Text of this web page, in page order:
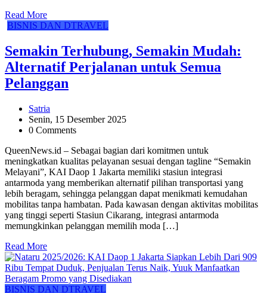
Read More
BISNIS DAN DTRAVEL
Semakin Terhubung, Semakin Mudah:
Alternatif Perjalanan untuk Semua
Pelanggan
Satria
Senin, 15 Desember 2025
0 Comments
QueenNews.id – Sebagai bagian dari komitmen untuk
meningkatkan kualitas pelayanan sesuai dengan tagline “Semakin
Melayani”, KAI Daop 1 Jakarta memiliki stasiun integrasi
antarmoda yang memberikan alternatif pilihan transportasi yang
lebih beragam, sehingga pelanggan dapat menikmati kemudahan
mobilitas tanpa hambatan. Pada kawasan dengan aktivitas mobilitas
yang tinggi seperti Stasiun Cikarang, integrasi antarmoda
memungkinkan pelanggan memilih moda […]
Read More
BISNIS DAN DTRAVEL